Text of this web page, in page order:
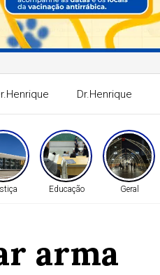
Dr.Henrique
Educação Geral
arma